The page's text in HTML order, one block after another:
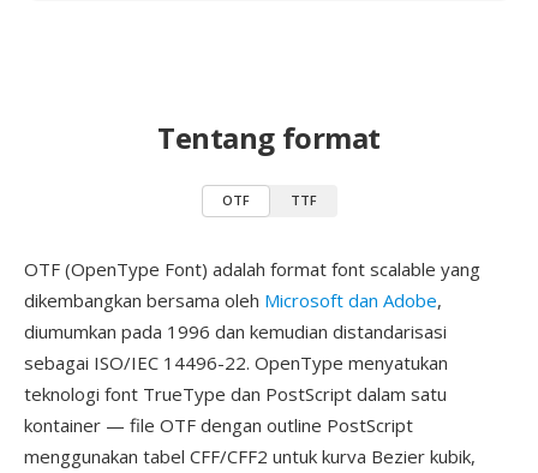
Tentang format
OTF TTF
OTF (OpenType Font) adalah format font scalable yang
dikembangkan bersama oleh Microsoft dan Adobe,
diumumkan pada 1996 dan kemudian distandarisasi
sebagai ISO/IEC 14496-22. OpenType menyatukan
teknologi font TrueType dan PostScript dalam satu
kontainer — file OTF dengan outline PostScript
menggunakan tabel CFF/CFF2 untuk kurva Bezier kubik,